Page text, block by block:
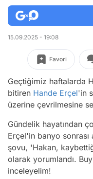
15.09.2025 - 19:08
Favori
Geçtiğimiz haftalarda
bitiren Hande Erçel'in
üzerine çevrilmesine
Gündelik hayatından
Erçel'in banyo sonrası
şovu, 'Hakan,
olarak yorumlandı.
inceleyelim!